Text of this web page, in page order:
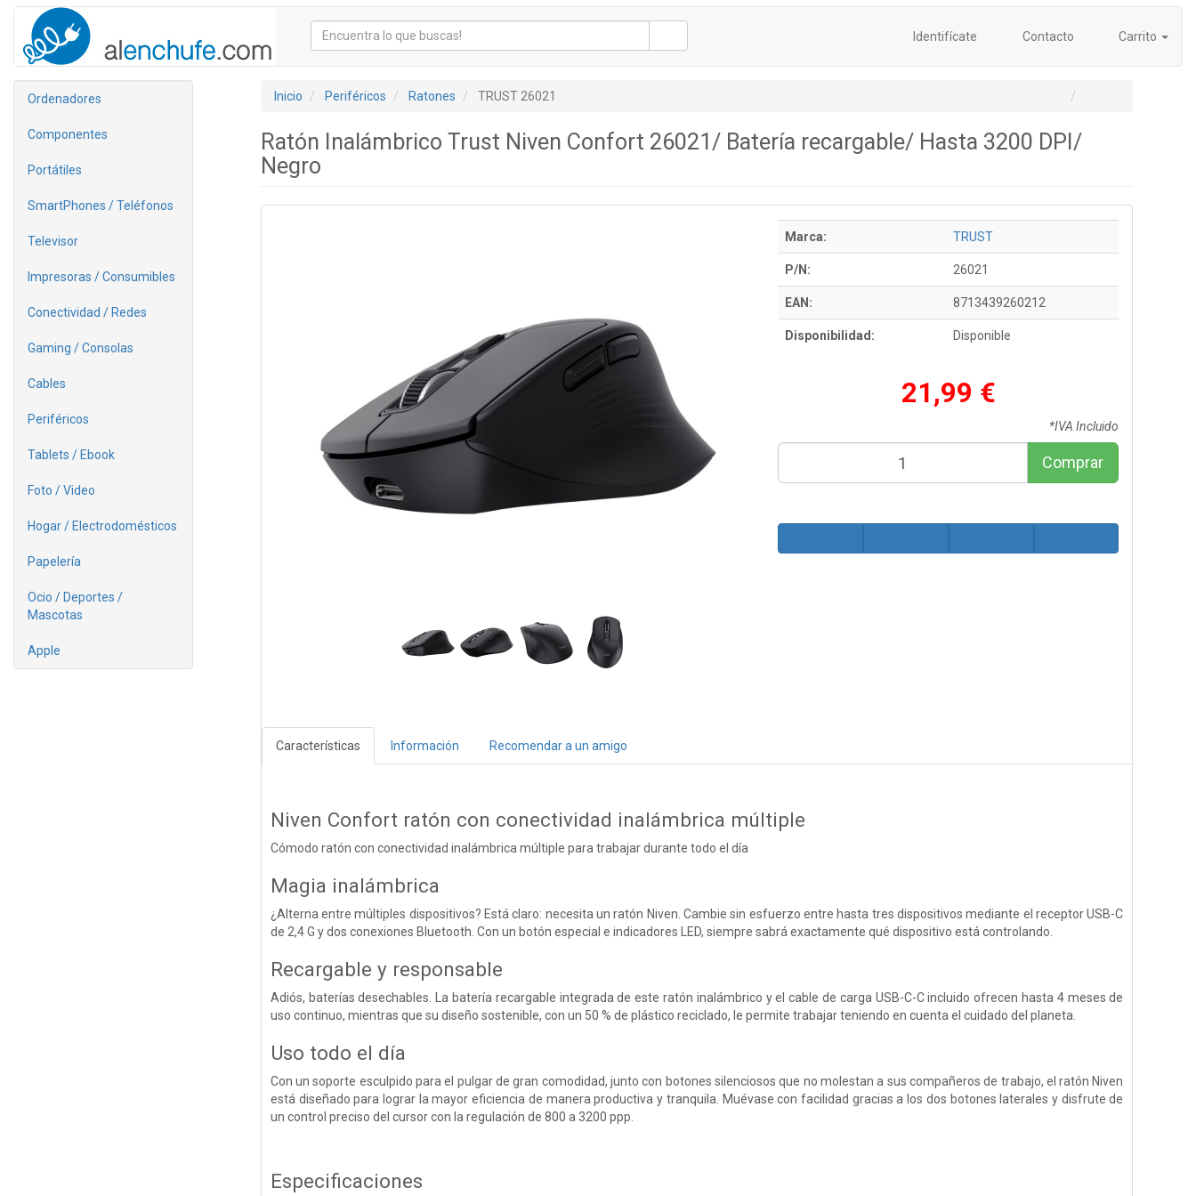
Identifícate Contacto Carrito
Ordenadores
Componentes
Portátiles
SmartPhones / Teléfonos
Televisor
Impresoras / Consumibles
Conectividad / Redes
Gaming / Consolas
Cables
Periféricos
Tablets / Ebook
Foto / Video
Hogar / Electrodomésticos
Papelería
Ocio / Deportes /
Mascotas
Apple
Inicio Periféricos Ratones TRUST 26021
Ratón Inalámbrico Trust Niven Confort 26021/ Batería recargable/ Hasta 3200 DPI/
Negro
Marca: TRUST
P/N: 26021
EAN: 8713439260212
Disponibilidad: Disponible
21,99 €
*IVA Incluido
Comprar
Características Información Recomendar a un amigo
Niven Confort ratón con conectividad inalámbrica múltiple
Cómodo ratón con conectividad inalámbrica múltiple para trabajar durante todo el día
Magia inalámbrica
¿Alterna entre múltiples dispositivos? Está claro: necesita un ratón Niven. Cambie sin esfuerzo entre hasta tres dispositivos mediante el receptor USB-C
de 2,4 G y dos conexiones Bluetooth. Con un botón especial e indicadores LED, siempre sabrá exactamente qué dispositivo está controlando.
Recargable y responsable
Adiós, baterías desechables. La batería recargable integrada de este ratón inalámbrico y el cable de carga USB-C-C incluido ofrecen hasta 4 meses de
uso continuo, mientras que su diseño sostenible, con un 50 % de plástico reciclado, le permite trabajar teniendo en cuenta el cuidado del planeta.
Uso todo el día
Con un soporte esculpido para el pulgar de gran comodidad, junto con botones silenciosos que no molestan a sus compañeros de trabajo, el ratón Niven
está diseñado para lograr la mayor eficiencia de manera productiva y tranquila. Muévase con facilidad gracias a los dos botones laterales y disfrute de
un control preciso del cursor con la regulación de 800 a 3200 ppp.
Especificaciones